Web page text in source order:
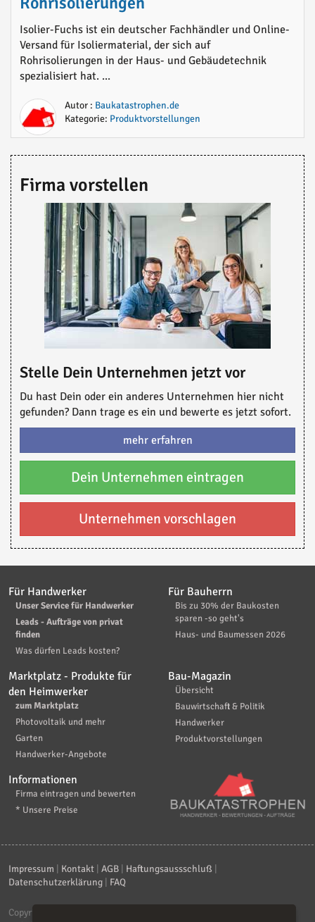
Isolier-Fuchs ist ein deutscher Fachhändler und Online-
Versand für Isoliermaterial, der sich auf
Rohrisolierungen in der Haus- und Gebäudetechnik
spezialisiert hat. ...
Autor : Baukatastrophen.de
Kategorie: Produktvorstellungen
Firma vorstellen
Stelle Dein Unternehmen jetzt vor
Du hast Dein oder ein anderes Unternehmen hier nicht
gefunden? Dann trage es ein und bewerte es jetzt sofort.
mehr erfahren
Dein Unternehmen eintragen
Unternehmen vorschlagen
Für Handwerker
Unser Service für Handwerker
Leads - Aufträge von privat
finden
Was dürfen Leads kosten?
Für Bauherrn
Bis zu 30% der Baukosten
sparen -so geht's
Haus- und Baumessen 2026
Marktplatz - Produkte für
den Heimwerker
zum Marktplatz
Photovoltaik und mehr
Garten
Handwerker-Angebote
Bau-Magazin
Übersicht
Bauwirtschaft & Politik
Handwerker
Produktvorstellungen
Informationen
Firma eintragen und bewerten
* Unsere Preise
Impressum Kontakt AGB Haftungsaussschluß
Datenschutzerklärung
FAQ
Copyright © 2026